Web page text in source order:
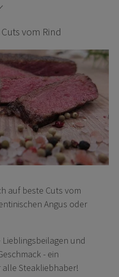
vom Rind
auf beste Cuts vom
Angus oder
Lieblingsbeilagen und
- ein
Steakliebhaber!